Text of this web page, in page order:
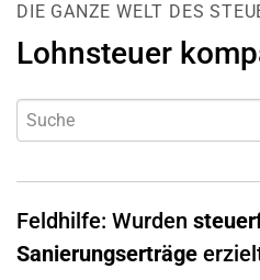
DIE GANZE WELT DES
Lohnsteuer
Feldhilfe: Wurden
Sanierungserträge